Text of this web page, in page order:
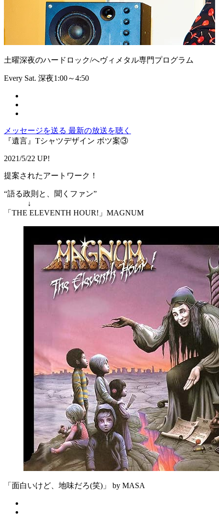
土曜深夜のハードロック/へヴィメタル専門プログラム
Every Sat. 深夜1:00～4:50
メッセージを送る 最新の放送を聴く
『遺言』Tシャツデザイン ボツ案③
2021/5/22 UP!
提案されたアートワーク！
“語る政則と、聞くファン”
↓
「THE ELEVENTH HOUR!」MAGNUM
「面白いけど、地味だろ(笑)」 by MASA